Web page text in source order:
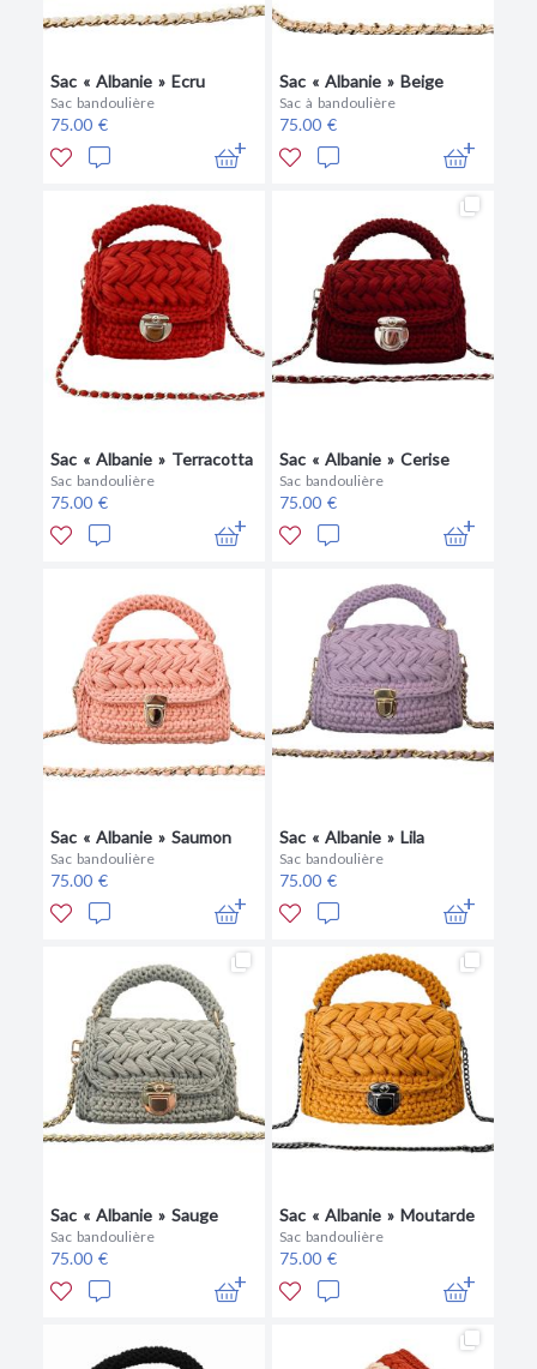
Sac « Albanie » Ecru
Sac bandoulière
75.00 €
Sac « Albanie » Beige
Sac à bandoulière
75.00 €
Sac « Albanie » Terracotta
Sac bandoulière
75.00 €
Sac « Albanie » Cerise
Sac bandoulière
75.00 €
Sac « Albanie » Saumon
Sac bandoulière
75.00 €
Sac « Albanie » Lila
Sac bandoulière
75.00 €
Sac « Albanie » Sauge
Sac bandoulière
75.00 €
Sac « Albanie » Moutarde
Sac bandoulière
75.00 €